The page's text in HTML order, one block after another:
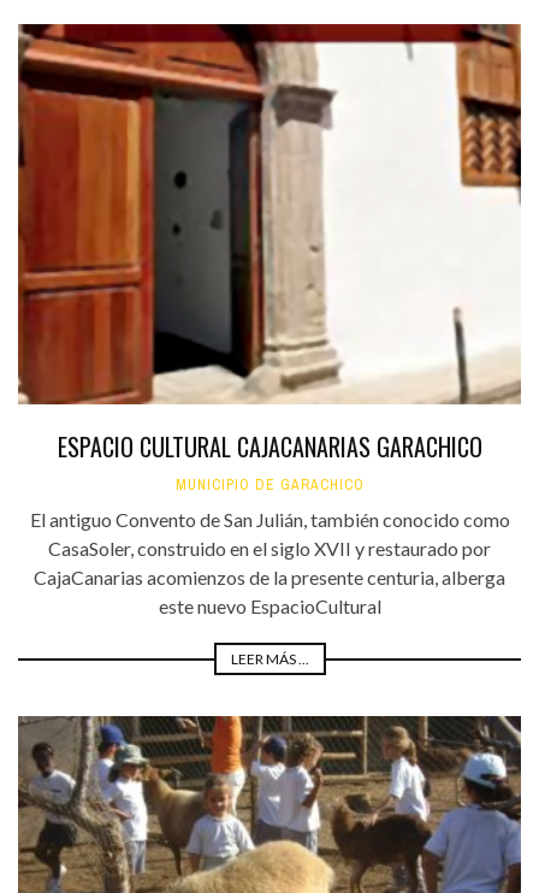
ESPACIO CULTURAL CAJACANARIAS GARACHICO
MUNICIPIO DE GARACHICO
El antiguo Convento de San Julián, también conocido como
CasaSoler, construido en el siglo XVII y restaurado por
CajaCanarias acomienzos de la presente centuria, alberga
este nuevo EspacioCultural
LEER MÁS ...